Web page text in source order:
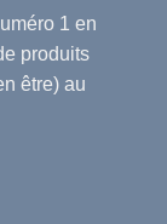
1 en
produits
être) au